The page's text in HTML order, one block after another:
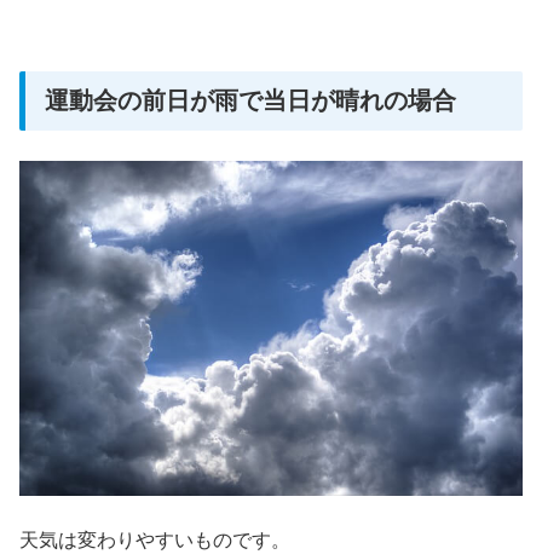
運動会の前日が雨で当日が晴れの場合
天気は変わりやすいものです。